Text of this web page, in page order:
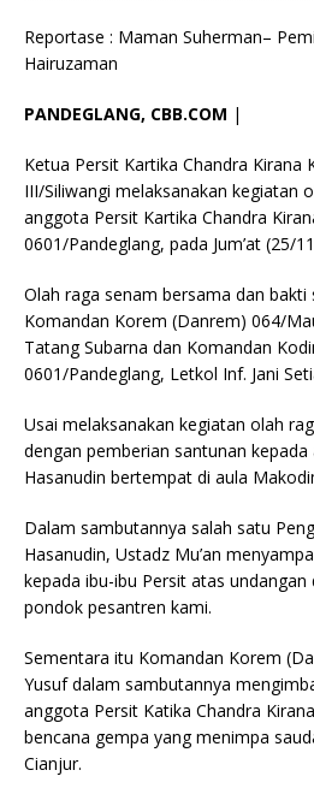
Reportase : Maman Suherman–
Hairuzaman
PANDEGLANG, CBB.COM |
Ketua Persit Kartika Chandra Kirana
III/Siliwangi melaksanakan kegiatan
anggota Persit Kartika Chandra
0601/Pandeglang, pada Jum’at (25/
Olah raga senam bersama dan bakti
Komandan Korem (Danrem) 064/
Tatang Subarna dan Komandan
0601/Pandeglang, Letkol Inf. Jani
Usai melaksanakan kegiatan olah
dengan pemberian santunan
Hasanudin bertempat di aula
Dalam sambutannya salah satu
Hasanudin, Ustadz Mu’an
kepada ibu-ibu Persit atas
pondok pesantren kami.
Sementara itu Komandan Korem
Yusuf dalam sambutannya
anggota Persit Katika Chandra
bencana gempa yang menimpa
Cianjur.